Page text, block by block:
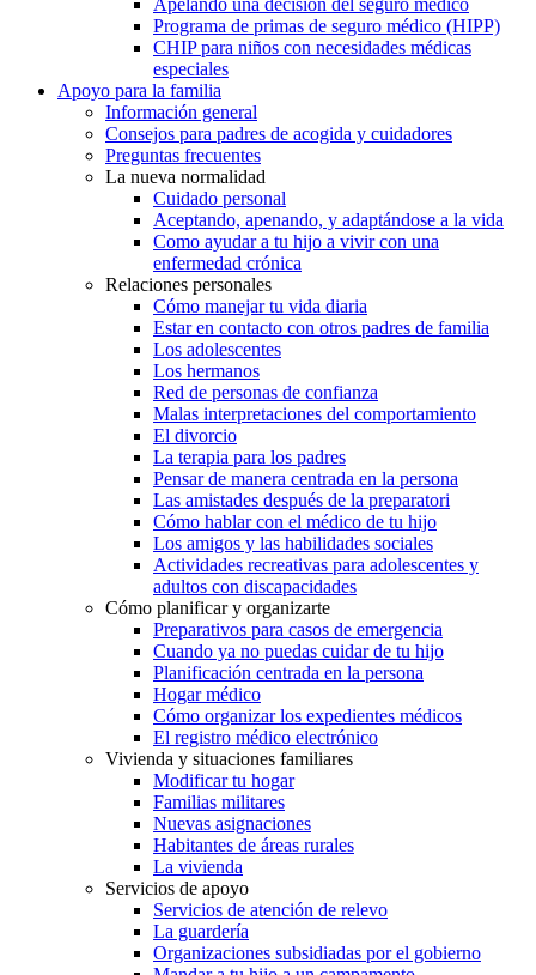
Programa de primas de seguro médico (HIPP)
CHIP para niños con necesidades médicas
especiales
Apoyo para la familia
Información general
Consejos para padres de acogida y cuidadores
Preguntas frecuentes
La nueva normalidad
Cuidado personal
Aceptando, apenando, y adaptándose a la vida
Como ayudar a tu hijo a vivir con una
enfermedad crónica
Relaciones personales
Cómo manejar tu vida diaria
Estar en contacto con otros padres de familia
Los adolescentes
Los hermanos
Red de personas de confianza
Malas interpretaciones del comportamiento
El divorcio
La terapia para los padres
Pensar de manera centrada en la persona
Las amistades después de la preparatori
Cómo hablar con el médico de tu hijo
Los amigos y las habilidades sociales
Actividades recreativas para adolescentes y
adultos con discapacidades
Cómo planificar y organizarte
Preparativos para casos de emergencia
Cuando ya no puedas cuidar de tu hijo
Planificación centrada en la persona
Hogar médico
Cómo organizar los expedientes médicos
El registro médico electrónico
Vivienda y situaciones familiares
Modificar tu hogar
Familias militares
Nuevas asignaciones
Habitantes de áreas rurales
La vivienda
Servicios de apoyo
Servicios de atención de relevo
La guardería
Organizaciones subsidiadas por el gobierno